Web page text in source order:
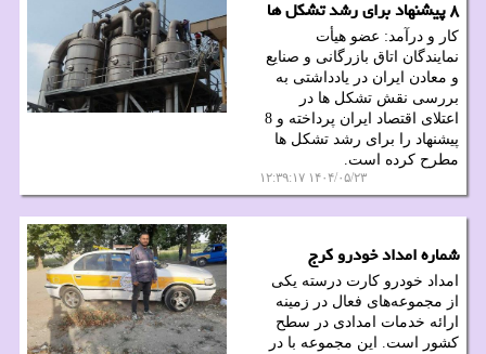
۸ پیشنهاد برای رشد تشکل ها
کار و درآمد: عضو هیأت
نمایندگان اتاق بازرگانی و صنایع
و معادن ایران در یادداشتی به
بررسی نقش تشکل ها در
اعتلای اقتصاد ایران پرداخته و 8
پیشنهاد را برای رشد تشکل ها
مطرح کرده است.
۱۴۰۴/۰۵/۲۳ ۱۲:۳۹:۱۷
شماره امداد خودرو کرج
امداد خودرو کارت درسته یکی
از مجموعه‌های فعال در زمینه
ارائه خدمات امدادی در سطح
کشور است. این مجموعه با در